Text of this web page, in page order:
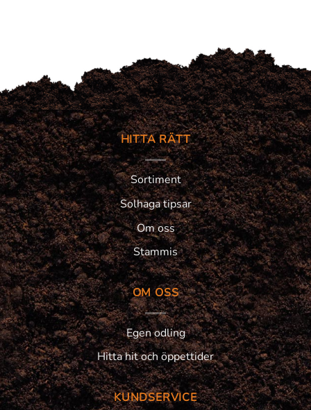
HITTA RÄTT
Sortiment
Solhaga tipsar
Om oss
Stammis
OM OSS
Egen odling
Hitta hit och öppettider
KUNDSERVICE